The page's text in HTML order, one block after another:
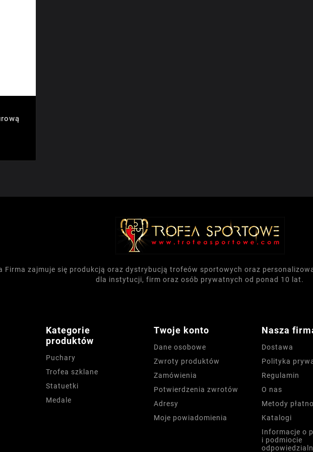
Firma zajmuje się produkcją oraz dystrybucją trofeów sportowych oraz
dla instytucji, firm oraz osób prywatnych od ponad 10 lat.
Kategorie
produktów
Puchary
Trofea szklane
Statuetki
Medale
Twoje konto
Dane osobowe
Zwroty produktów
Zamówienia
Potwierdzenia zwrotów
Adresy
Moje powiadomienia
Nasza
Dostawa
Polityka
Regulamin
O nas
Metody
Katalogi
Informacje o
i podmiocie